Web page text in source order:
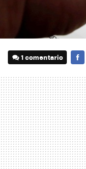
1 comentario